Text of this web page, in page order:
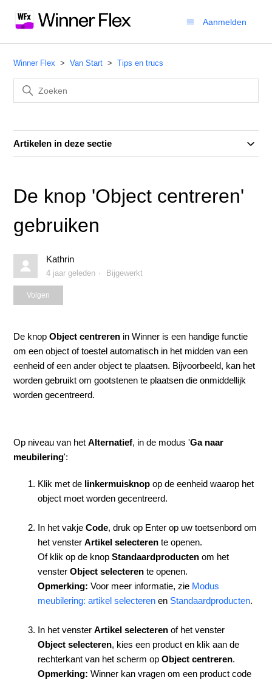
Aanmelden
Winner Flex Van Start Tips en trucs
Artikelen in deze sectie
De knop 'Object centreren'
gebruiken
Kathrin
4 jaar geleden Bijgewerkt
Volgen
De knopObject centreren in Winner is een handige functie
om een object of toestel automatisch in het midden van een
eenheid of een ander object te plaatsen. Bijvoorbeeld, kan het
worden gebruikt om gootstenen te plaatsen die onmiddellijk
worden gecentreerd.
Op niveau van hetAlternatief, in de modus 'Ga naar
meubilering':
Klik met de linkermuisknop op de eenheid waarop het
object moet worden gecentreerd.
In het vakjeCode, druk op Enter op uw toetsenbord om
het vensterArtikel selecteren te openen.
Of klik op de knopStandaardproducten om het
vensterObject selecteren te openen.
Opmerking: Voor meer informatie, zie Modus
meubilering: artikel selecteren en Standaardproducten.
In het vensterArtikel selecteren of het venster
Object selecteren, kies een product en klik aan de
rechterkant van het scherm opObject centreren.
Opmerking: Winner kan vragen om een product code